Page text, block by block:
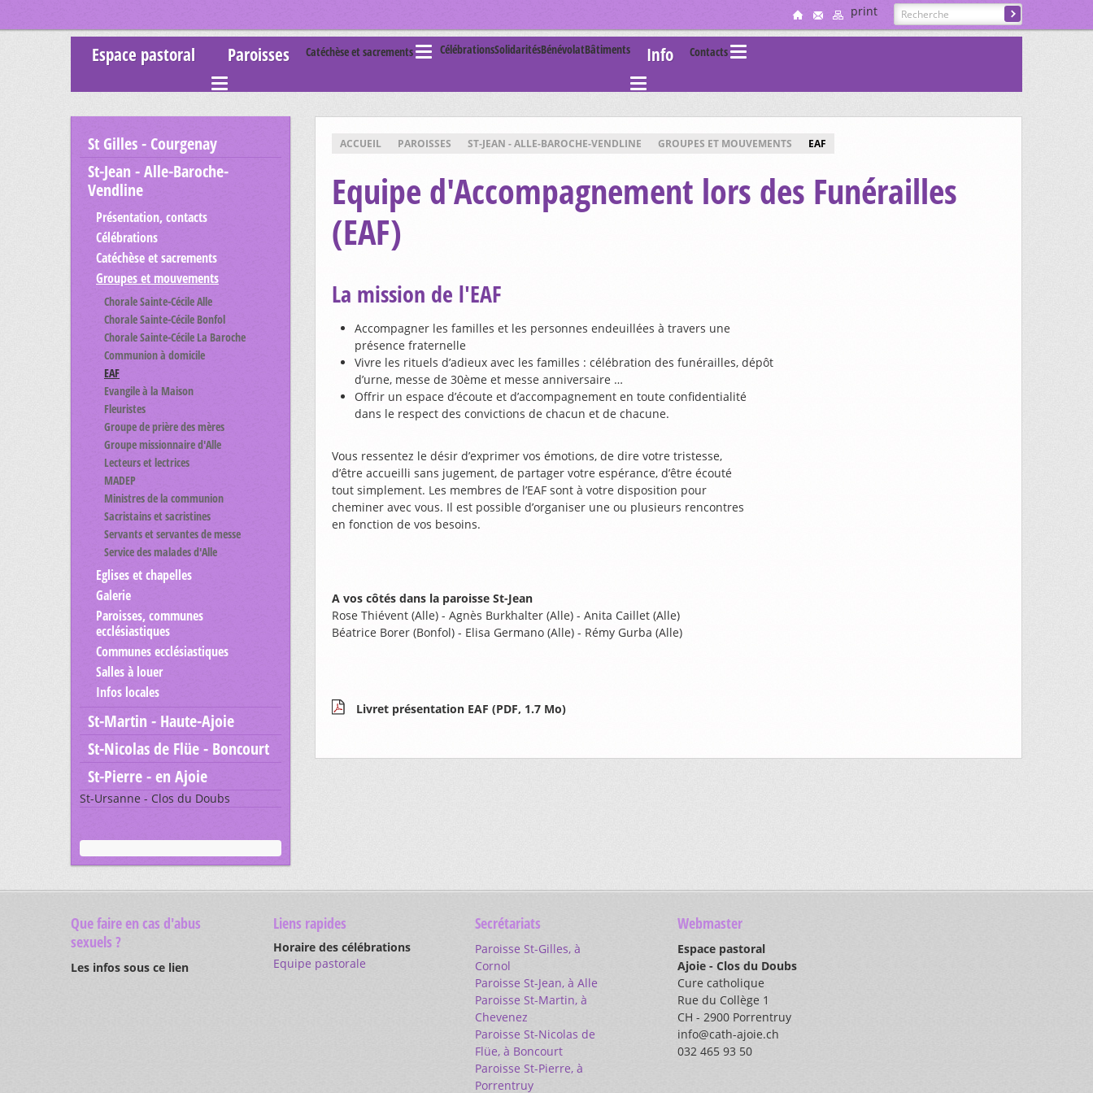
print
Espace pastoral Paroisses Catéchèse et sacrements CélébrationsSolidaritésBénévolatBâtiments Info Contacts
ACCUEIL PAROISSES ST-JEAN - ALLE-BAROCHE-VENDLINE GROUPES ET MOUVEMENTS EAF
Equipe d'Accompagnement lors des Funérailles
(EAF)
La mission de l'EAF
Accompagner les familles et les personnes endeuillées à travers une
présence fraternelle
Vivre les rituels d’adieux avec les familles : célébration des funérailles, dépôt
d’urne, messe de 30ème et messe anniversaire …
Offrir un espace d’écoute et d’accompagnement en toute confidentialité
dans le respect des convictions de chacun et de chacune.
Vous ressentez le désir d’exprimer vos émotions, de dire votre tristesse,
d’être accueilli sans jugement, de partager votre espérance, d’être écouté
tout simplement. Les membres de l’EAF sont à votre disposition pour
cheminer avec vous. Il est possible d’organiser une ou plusieurs rencontres
en fonction de vos besoins.
A vos côtés dans la paroisse St-Jean
Rose Thiévent (Alle) - Agnès Burkhalter (Alle) - Anita Caillet (Alle)
Béatrice Borer (Bonfol) - Elisa Germano (Alle) - Rémy Gurba (Alle)
Livret présentation EAF (PDF, 1.7 Mo)
St Gilles - Courgenay
St-Jean - Alle-Baroche-
Vendline
Présentation, contacts
Célébrations
Catéchèse et sacrements
Groupes et mouvements
Chorale Sainte-Cécile Alle
Chorale Sainte-Cécile Bonfol
Chorale Sainte-Cécile La Baroche
Communion à domicile
EAF
Evangile à la Maison
Fleuristes
Groupe de prière des mères
Groupe missionnaire d'Alle
Lecteurs et lectrices
MADEP
Ministres de la communion
Sacristains et sacristines
Servants et servantes de messe
Service des malades d'Alle
Eglises et chapelles
Galerie
Paroisses, communes
ecclésiastiques
Communes ecclésiastiques
Salles à louer
Infos locales
St-Martin - Haute-Ajoie
St-Nicolas de Flüe - Boncourt
St-Pierre - en Ajoie
St-Ursanne - Clos du Doubs
Que faire en cas d'abus
sexuels ?
Les infos sous ce lien
Liens rapides
Horaire des célébrations
Equipe pastorale
Secrétariats
Paroisse St-Gilles, à
Cornol
Paroisse St-Jean, à Alle
Paroisse St-Martin, à
Chevenez
Paroisse St-Nicolas de
Flüe, à Boncourt
Paroisse St-Pierre, à
Porrentruy
Webmaster
Espace pastoral
Ajoie - Clos du Doubs
Cure catholique
Rue du Collège 1
CH - 2900 Porrentruy
info@cath-ajoie.ch
032 465 93 50